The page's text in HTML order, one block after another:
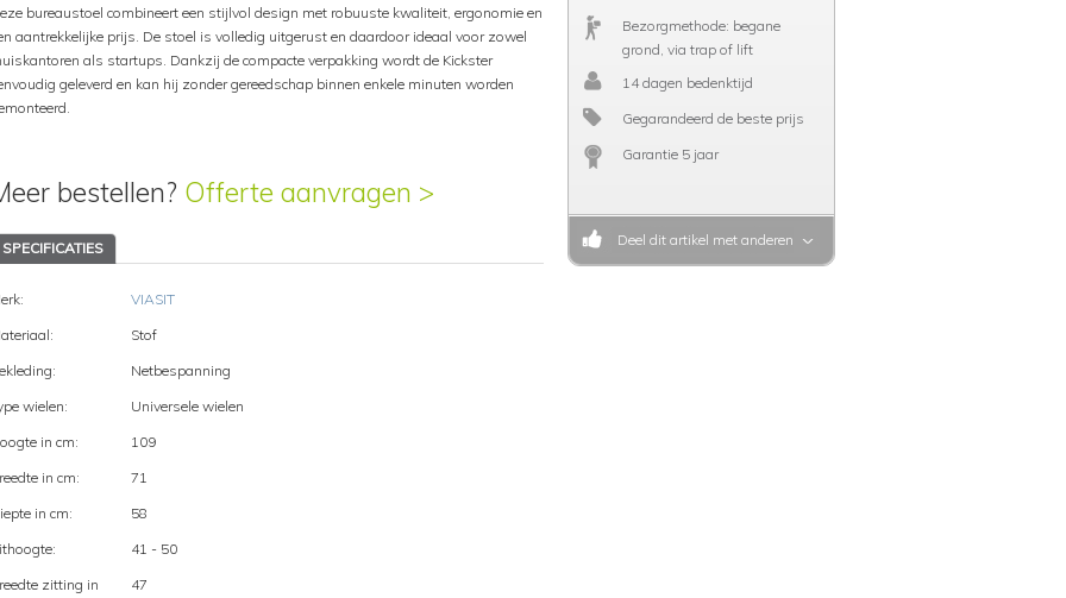
bureaustoel combineert een stijlvol design met robuuste kwaliteit, ergonomie en
aantrekkelijke prijs. De stoel is volledig uitgerust en daardoor ideaal voor zowel
als startups. Dankzij de compacte verpakking wordt de Kickster
geleverd en kan hij zonder gereedschap binnen enkele minuten worden
bestellen? Offerte aanvragen >
SPECIFICATIES
VIASIT
Stof
Netbespanning
wielen:
Universele wielen
in cm:
109
in cm:
71
in cm:
58
41 - 50
zitting in
47
Bezorgmethode: begane
grond, via trap of lift
14 dagen bedenktijd
Gegarandeerd de beste prijs
Garantie 5 jaar
Deel dit artikel met anderen